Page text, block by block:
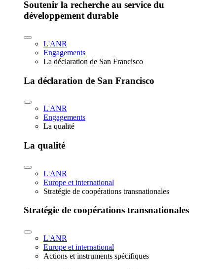
Soutenir la recherche au service du
développement durable
L'ANR
Engagements
La déclaration de San Francisco
La déclaration de San Francisco
L'ANR
Engagements
La qualité
La qualité
L'ANR
Europe et international
Stratégie de coopérations transnationales
Stratégie de coopérations transnationales
L'ANR
Europe et international
Actions et instruments spécifiques